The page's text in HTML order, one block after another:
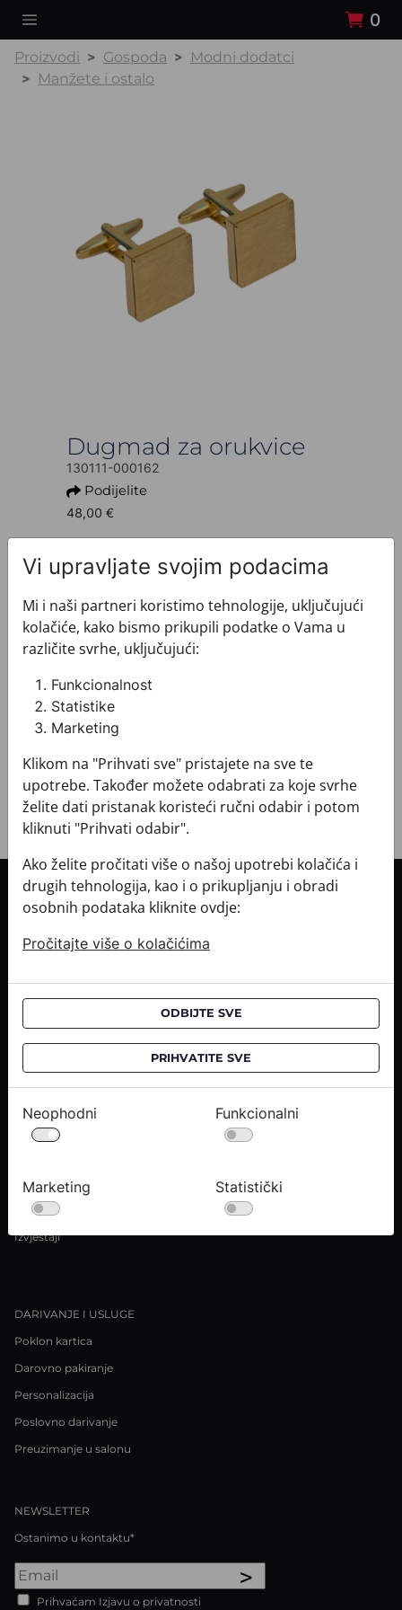
0
Proizvodi Gospoda
Modni dodatci
Manžete i ostalo
Dugmad za orukvice
130111-000162
Podijelite
48,00 €
+ INFO O PROIZVODU
Dezen: Klasični
Motiv: Razno
Boja: Zlatna
Proizvod: Dugmad za orukvice
Brand: CROATA
Sirovinski sastav : Kovina presvučena
neplemenitim metalom
+ MATERIJAL I ODRŽAVANJE
+ DOSTAVA
+ PLAĆANJE
+ POVRATI I ZAMJENE
INFORMACIJE O KUPNJI
Informacije o kupnji
O NAMA
Karijere
Uvjeti kupnje
Pravila o privatnosti / Kolačići
Izvještaji
DARIVANJE I USLUGE
Poklon kartica
Darovno pakiranje
Personalizacija
Poslovno darivanje
Preuzimanje u salonu
NEWSLETTER
Ostanimo u kontaktu*
>
Prihvaćam Izjavu o privatnosti
Vi upravljate svojim podacima
Mi i naši partneri koristimo tehnologije, uključujući
kolačiće, kako bismo prikupili podatke o Vama u
različite svrhe, uključujući:
Funkcionalnost
Statistike
Marketing
Klikom na "Prihvati sve" pristajete na sve te
upotrebe. Također možete odabrati za koje svrhe
želite dati pristanak koristeći ručni odabir i potom
kliknuti "Prihvati odabir".
Ako želite pročitati više o našoj upotrebi kolačića i
drugih tehnologija, kao i o prikupljanju i obradi
osobnih podataka kliknite ovdje:
Pročitajte više o kolačićima
ODBIJTE SVE
PRIHVATITE SVE
Neophodni Funkcionalni
Marketing Statistički